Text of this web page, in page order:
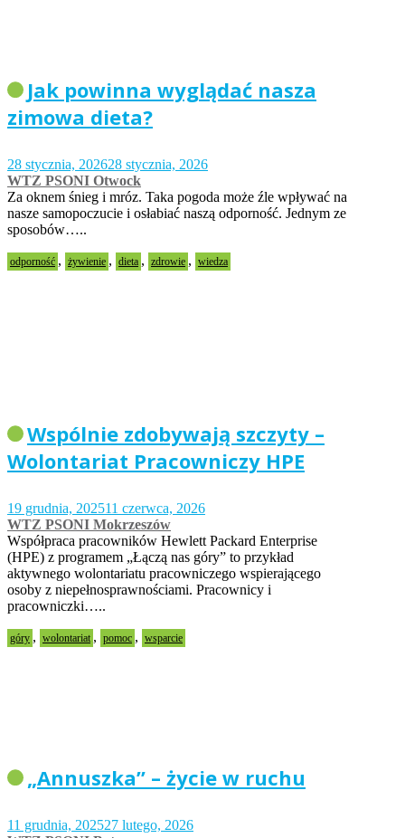
Jak powinna wyglądać nasza
zimowa dieta?
28 stycznia, 202628 stycznia, 2026
WTZ PSONI Otwock
Za oknem śnieg i mróz. Taka pogoda może źle wpływać na
nasze samopoczucie i osłabiać naszą odporność. Jednym ze
sposobów…..
odporność , żywienie , dieta , zdrowie , wiedza
Wspólnie zdobywają szczyty –
Wolontariat Pracowniczy HPE
19 grudnia, 202511 czerwca, 2026
WTZ PSONI Mokrzeszów
Współpraca pracowników Hewlett Packard Enterprise
(HPE) z programem „Łączą nas góry” to przykład
aktywnego wolontariatu pracowniczego wspierającego
osoby z niepełnosprawnościami. Pracownicy i
pracowniczki…..
góry , wolontariat , pomoc , wsparcie
„Annuszka” – życie w ruchu
11 grudnia, 202527 lutego, 2026